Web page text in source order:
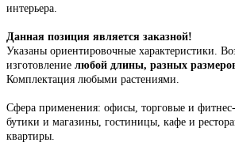
интерьера.
Данная позиция является заказной!
Указаны ориентировочные характеристики.
изготовление любой длины, разных
Комплектация любыми растениями.
Сфера применения: офисы, торговые и
бутики и магазины, гостиницы, кафе и
квартиры.